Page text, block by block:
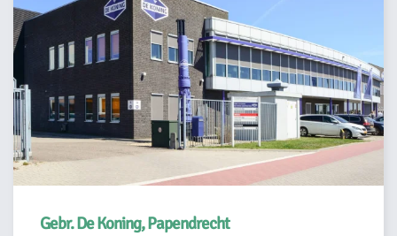
Gebr. De Koning, Papendrecht